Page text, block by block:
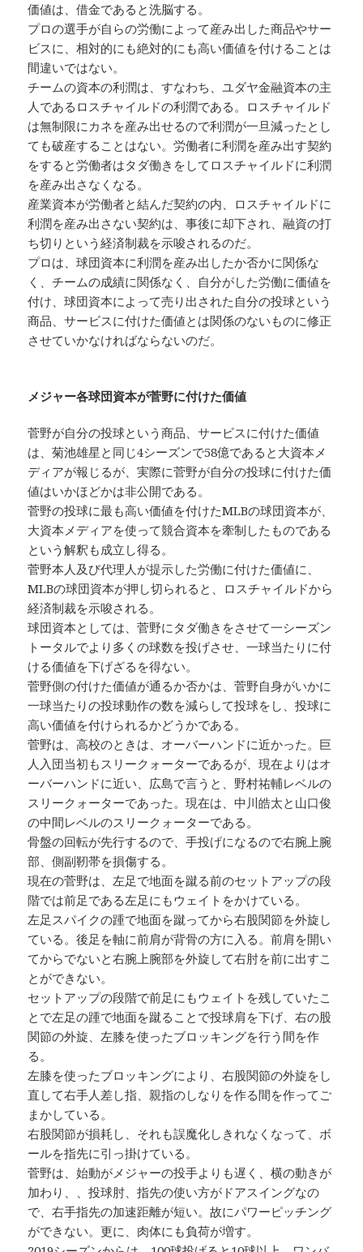
価値は、借金であると洗脳する。
プロの選手が自らの労働によって産み出した商品やサー
ビスに、相対的にも絶対的にも高い価値を付けることは
間違いではない。
チームの資本の利潤は、すなわち、ユダヤ金融資本の主
人であるロスチャイルドの利潤である。ロスチャイルド
は無制限にカネを産み出せるので利潤が一旦減ったとし
ても破産することはない。労働者に利潤を産み出す契約
をすると労働者はタダ働きをしてロスチャイルドに利潤
を産み出さなくなる。
産業資本が労働者と結んだ契約の内、ロスチャイルドに
利潤を産み出さない契約は、事後に却下され、融資の打
ち切りという経済制裁を示唆されるのだ。
プロは、球団資本に利潤を産み出したか否かに関係な
く、チームの成績に関係なく、自分がした労働に価値を
付け、球団資本によって売り出された自分の投球という
商品、サービスに付けた価値とは関係のないものに修正
させていかなければならないのだ。
メジャー各球団資本が菅野に付けた価値
菅野が自分の投球という商品、サービスに付けた価値
は、菊池雄星と同じ4シーズンで58億であると大資本メ
ディアが報じるが、実際に菅野が自分の投球に付けた価
値はいかほどかは非公開である。
菅野の投球に最も高い価値を付けたMLBの球団資本が、
大資本メディアを使って競合資本を牽制したものである
という解釈も成立し得る。
菅野本人及び代理人が提示した労働に付けた価値に、
MLBの球団資本が押し切られると、ロスチャイルドから
経済制裁を示唆される。
球団資本としては、菅野にタダ働きをさせて一シーズン
トータルでより多くの球数を投げさせ、一球当たりに付
ける価値を下げざるを得ない。
菅野側の付けた価値が通るか否かは、菅野自身がいかに
一球当たりの投球動作の数を減らして投球をし、投球に
高い価値を付けられるかどうかである。
菅野は、高校のときは、オーバーハンドに近かった。巨
人入団当初もスリークォーターであるが、現在よりはオ
ーバーハンドに近い、広島で言うと、野村祐輔レベルの
スリークォーターであった。現在は、中川皓太と山口俊
の中間レベルのスリークォーターである。
骨盤の回転が先行するので、手投げになるので右腕上腕
部、側副靭帯を損傷する。
現在の菅野は、左足で地面を蹴る前のセットアップの段
階では前足である左足にもウェイトをかけている。
左足スパイクの踵で地面を蹴ってから右股関節を外旋し
ている。後足を軸に前肩が背骨の方に入る。前肩を開い
てからでないと右腕上腕部を外旋して右肘を前に出すこ
とができない。
セットアップの段階で前足にもウェイトを残していたこ
とで左足の踵で地面を蹴ることで投球肩を下げ、右の股
関節の外旋、左膝を使ったブロッキングを行う間を作
る。
左膝を使ったブロッキングにより、右股関節の外旋をし
直して右手人差し指、親指のしなりを作る間を作ってご
まかしている。
右股関節が損耗し、それも誤魔化しきれなくなって、ボ
ールを指先に引っ掛けている。
菅野は、始動がメジャーの投手よりも遅く、横の動きが
加わり、、投球肘、指先の使い方がドアスイングなの
で、右手指先の加速距離が短い。故にパワーピッチング
ができない。更に、肉体にも負荷が増す。